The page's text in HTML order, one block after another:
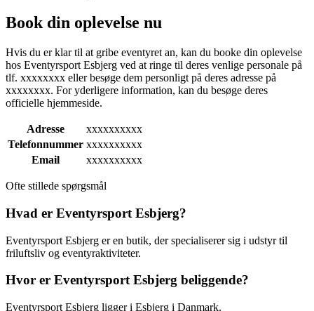
Book din oplevelse nu
Hvis du er klar til at gribe eventyret an, kan du booke din oplevelse
hos Eventyrsport Esbjerg ved at ringe til deres venlige personale på
tlf. xxxxxxxx eller besøge dem personligt på deres adresse på
xxxxxxxx. For yderligere information, kan du besøge deres
officielle hjemmeside.
Adresse
xxxxxxxxxx
Telefonnummer xxxxxxxxxx
Email
xxxxxxxxxx
Ofte stillede spørgsmål
Hvad er Eventyrsport Esbjerg?
Eventyrsport Esbjerg er en butik, der specialiserer sig i udstyr til
friluftsliv og eventyraktiviteter.
Hvor er Eventyrsport Esbjerg beliggende?
Eventyrsport Esbjerg ligger i Esbjerg i Danmark.